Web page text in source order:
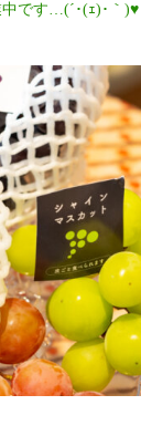
です…(´･(ｪ)･｀)♥️